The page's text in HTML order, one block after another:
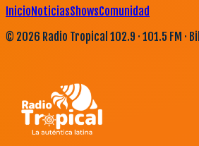
InicioNoticiasShowsComunidad
© 2026 Radio Tropical 102.9 · 101.5 FM ·